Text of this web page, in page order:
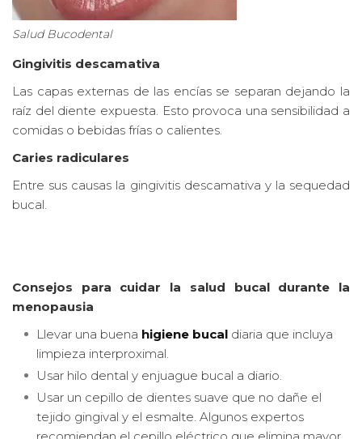
Salud Bucodental
Gingivitis descamativa
Las capas externas de las encías se separan dejando la
raíz del diente expuesta. Esto provoca una sensibilidad a
comidas o bebidas frías o calientes.
Caries radiculares
Entre sus causas la gingivitis descamativa y la sequedad
bucal.
Consejos para cuidar la salud bucal durante la
menopausia
Llevar una buena higiene bucal diaria que incluya
limpieza interproximal.
Usar hilo dental y enjuague bucal a diario.
Usar un cepillo de dientes suave que no dañe el
tejido gingival y el esmalte. Algunos expertos